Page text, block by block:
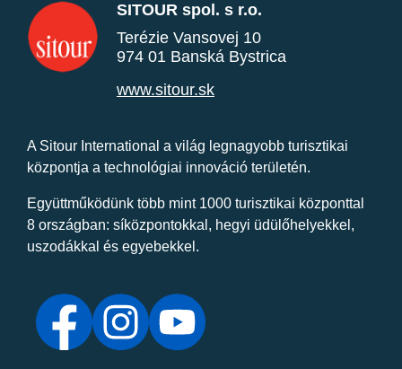
SITOUR spol. s r.o.
Terézie Vansovej 10
974 01 Banská Bystrica
www.sitour.sk
A Sitour International a világ legnagyobb turisztikai
központja a technológiai innováció területén.
Együttműködünk több mint 1000 turisztikai központtal
8 országban: síközpontokkal, hegyi üdülőhelyekkel,
uszodákkal és egyebekkel.